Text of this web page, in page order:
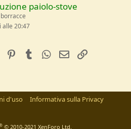
paiolo-stove
alle 20:47
Reddit PinterestTumblrWhatsApp
e-mail
d'uso
Informativa sulla Privacy
© 2010-2021 XenForo Ltd.